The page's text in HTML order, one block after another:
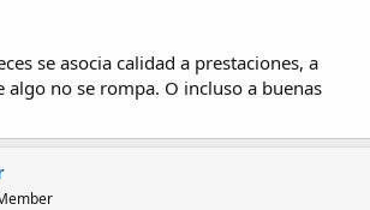
se asocia calidad a prestaciones, a
algo no se rompa. O incluso a buenas